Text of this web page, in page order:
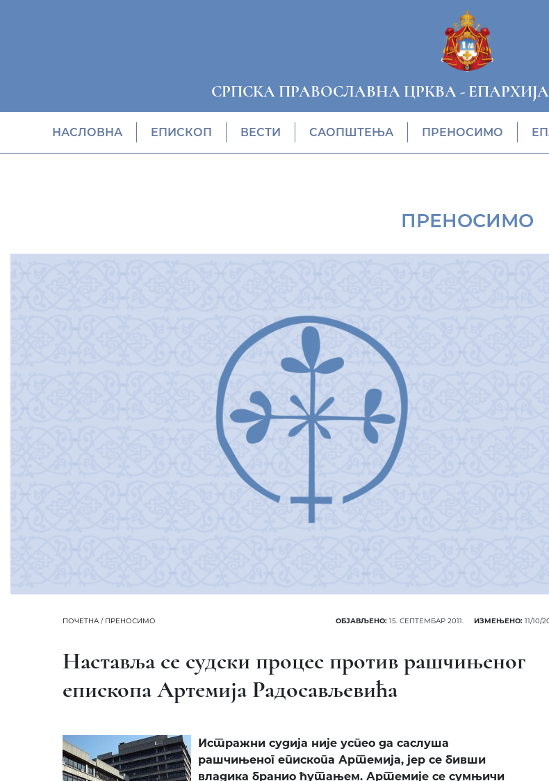
СРПСКА ПРАВОСЛАВНА ЦРКВА-
НАСЛОВНА EПИСКОП ВЕСТИ САОПШТЕЊА ПРЕНОСИМО
ПРЕНОСИМО
ПОЧЕТНА/ ПРЕНОСИМО ОБЈАВЉЕНО: 15. СЕПТЕМБАР 2011. ИЗМЕЊЕНО: 11/10/
Наставља се судски процес против рашчињеног
епископа Артемија Радосављевића
Истражни судија није успео да саслуша
рашчињеног епископа Артемија, јер се бивши
владика бранио ћутањем. Артемије се сумњичи